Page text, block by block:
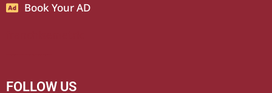
Book Your AD
FOLLOW US